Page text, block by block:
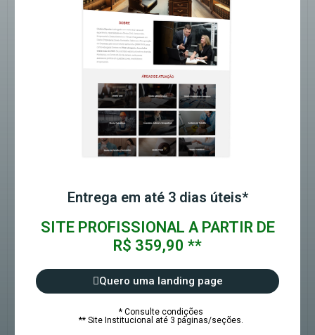
Entrega em até 3 dias úteis*
SITE PROFISSIONAL A PARTIR DE
R$ 359,90 **
Quero uma landing page
* Consulte condições
** Site Institucional até 3 páginas/seções.